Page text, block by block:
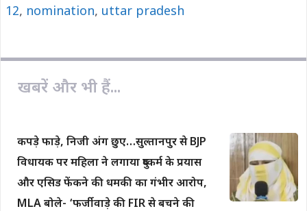
o
A
i
12, nomination, uttar pradesh
खबरें और भी हैं...
कपड़े फाड़े, निजी अंग छुए…सुल्तानपुर से BJP
विधायक पर महिला ने लगाया दुष्कर्म के प्रयास
और एसिड फेंकने की धमकी का गंभीर आरोप,
MLA बोले- ‘फर्जीवाड़े की FIR से बचने की